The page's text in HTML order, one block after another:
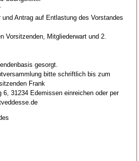
Antrag auf Entlastung des Vorstandes
Vorsitzenden, Mitgliederwart und 2.
gesorgt.
bitte schriftlich bis zum
Frank
6, 31234 Edemissen einreichen oder per